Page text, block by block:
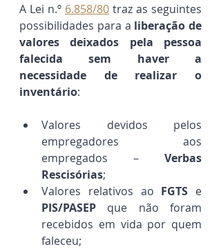
A Lei n.º 6.858/80 traz as seguintes
possibilidades para a liberação de
valores deixados pela pessoa
falecida sem haver a
necessidade de realizar o
inventário:
Valores devidos pelos
empregadores aos
empregados – Verbas
Rescisórias;
Valores relativos ao FGTS
PIS/PASEP que não foram
recebidos em vida por quem
faleceu;